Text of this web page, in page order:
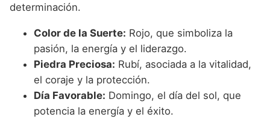
determinación.
Color de la Suerte: Rojo, que simboliza la
pasión, la energía y el liderazgo.
Piedra Preciosa: Rubí, asociada a la vitalidad,
el coraje y la protección.
Día Favorable: Domingo, el día del sol, que
potencia la energía y el éxito.